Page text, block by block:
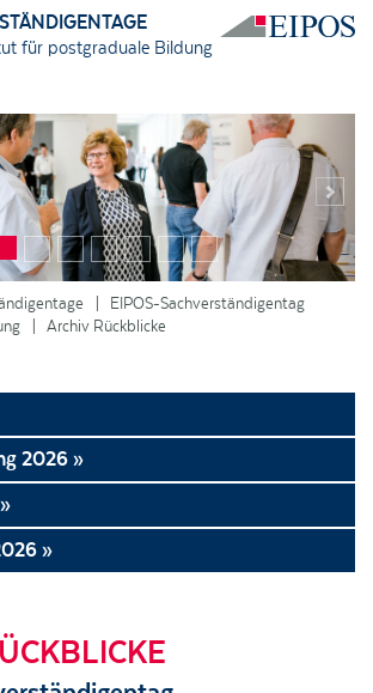
für postgraduale Bildung
Next
EIPOS-Sachverständigentag
Archiv Rückblicke
2026 »
»